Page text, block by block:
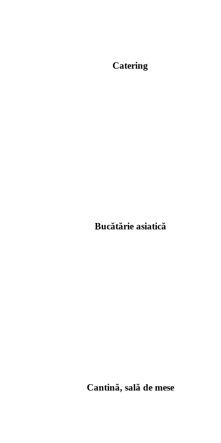
Catering
Bucătărie asiatică
Cantină, sală de mese